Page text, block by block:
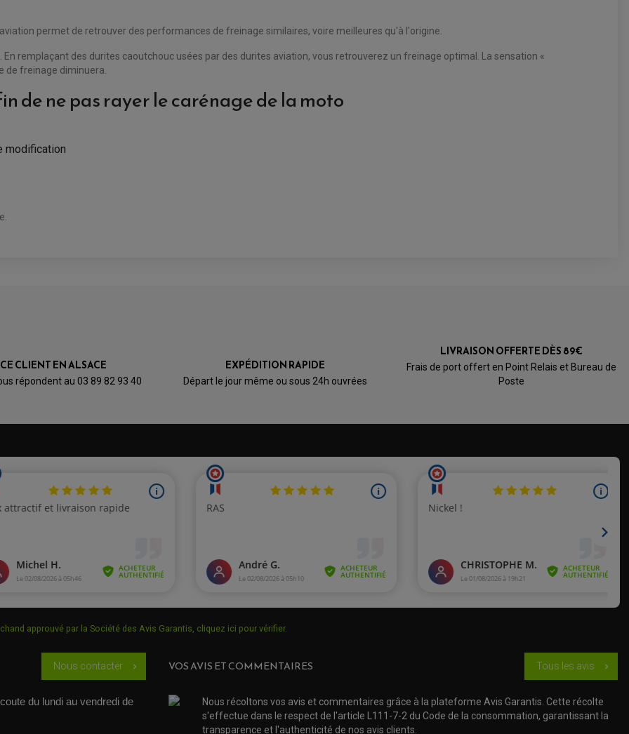
permet de retrouver des performances de freinage similaires, voire meilleures qu'à l'origine.
remplaçant des durites caoutchouc usées par des durites aviation, vous retrouverez un freinage optimal. La sensation «
de freinage diminuera.
de ne pas rayer le carénage de la moto
modification
4★ 5★
Basé sur 2 avis
CLIENT EN ALSACE
répondent au 03 89 82 93 40
EXPÉDITION RAPIDE
Départ le jour même ou sous 24h ouvrées
LIVRAISON OFFERTE DÈS 89€
Frais de port offert en Point Relais et Bureau de
Poste
approuvé par la Société des Avis Garantis, cliquez ici pour vérifier.
Nous contacter chevron_right
du lundi au vendredi de
VOS AVIS ET COMMENTAIRES Tous les avis chevron_right
Nous récoltons vos avis et commentaires grâce à la plateforme Avis Garantis. Cette récolte
s'effectue dans le respect de l'article L111-7-2 du Code de la consommation, garantissant la
transparence et l'authenticité de nos avis clients.